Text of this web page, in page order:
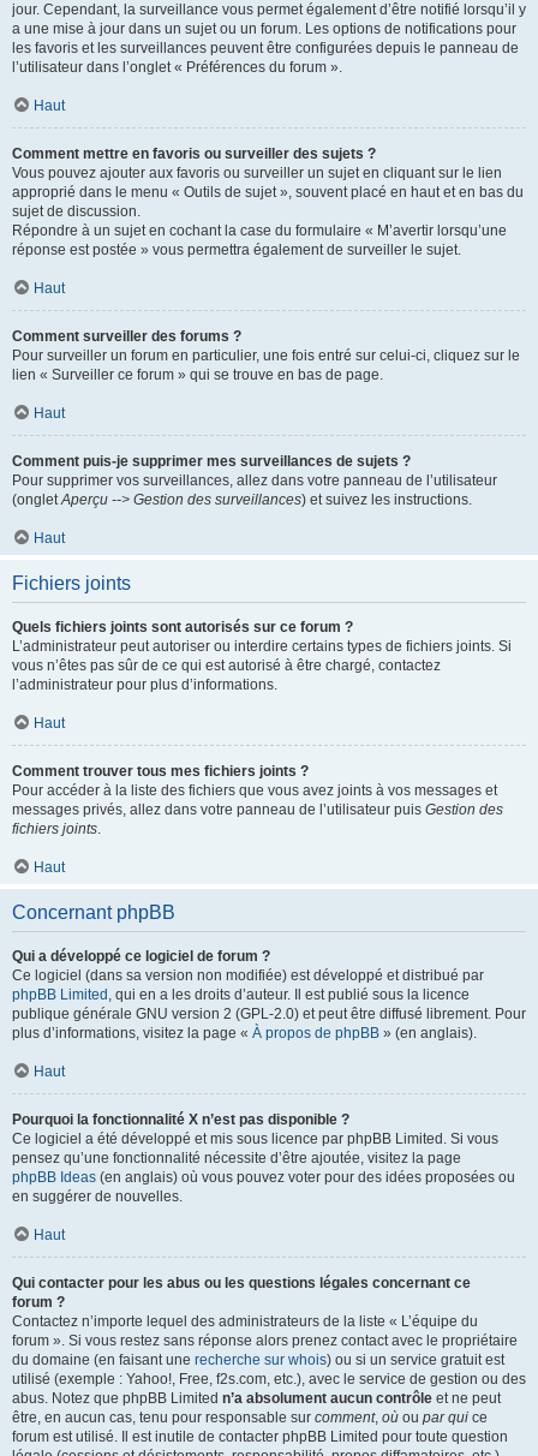
jour. Cependant, la surveillance vous permet également d’être notifié lorsqu’il y
a une mise à jour dans un sujet ou un forum. Les options de notifications pour
les favoris et les surveillances peuvent être configurées depuis le panneau de
l’utilisateur dans l’onglet « Préférences du forum ».
Haut
Comment mettre en favoris ou surveiller des sujets ?
Vous pouvez ajouter aux favoris ou surveiller un sujet en cliquant sur le lien
approprié dans le menu « Outils de sujet », souvent placé en haut et en bas du
sujet de discussion.
Répondre à un sujet en cochant la case du formulaire « M’avertir lorsqu’une
réponse est postée » vous permettra également de surveiller le sujet.
Haut
Comment surveiller des forums ?
Pour surveiller un forum en particulier, une fois entré sur celui-ci, cliquez sur le
lien « Surveiller ce forum » qui se trouve en bas de page.
Haut
Comment puis-je supprimer mes surveillances de sujets ?
Pour supprimer vos surveillances, allez dans votre panneau de l’utilisateur
(ongletAperçu --> Gestion des surveillances) et suivez les instructions.
Haut
Fichiers joints
Quels fichiers joints sont autorisés sur ce forum ?
L’administrateur peut autoriser ou interdire certains types de fichiers joints. Si
vous n’êtes pas sûr de ce qui est autorisé à être chargé, contactez
l’administrateur pour plus d’informations.
Haut
Comment trouver tous mes fichiers joints ?
Pour accéder à la liste des fichiers que vous avez joints à vos messages et
messages privés, allez dans votre panneau de l’utilisateur puis Gestion des
fichiers joints.
Haut
Concernant phpBB
Qui a développé ce logiciel de forum ?
Ce logiciel (dans sa version non modifiée) est développé et distribué par
phpBB Limited , qui en a les droits d’auteur. Il est publié sous la licence
publique générale GNU version 2 (GPL-2.0) et peut être diffusé librement. Pour
plus d’informations, visitez la page « À propos de phpBB » (en anglais).
Haut
Pourquoi la fonctionnalité X n’est pas disponible ?
Ce logiciel a été développé et mis sous licence par phpBB Limited. Si vous
pensez qu’une fonctionnalité nécessite d’être ajoutée, visitez la page
phpBB Ideas (en anglais) où vous pouvez voter pour des idées proposées ou
en suggérer de nouvelles.
Haut
Qui contacter pour les abus ou les questions légales concernant ce
forum ?
Contactez n’importe lequel des administrateurs de la liste « L’équipe du
forum ». Si vous restez sans réponse alors prenez contact avec le propriétaire
du domaine (en faisant une recherche sur whois) ou si un service gratuit est
utilisé (exemple : Yahoo!, Free, f2s.com, etc.), avec le service de gestion ou des
abus. Notez que phpBB Limited n’a absolument aucun contrôle et ne peut
être, en aucun cas, tenu pour responsable sur comment, où ou par qui ce
forum est utilisé. Il est inutile de contacter phpBB Limited pour toute question